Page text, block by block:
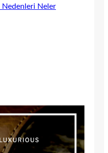
Nedenleri Neler